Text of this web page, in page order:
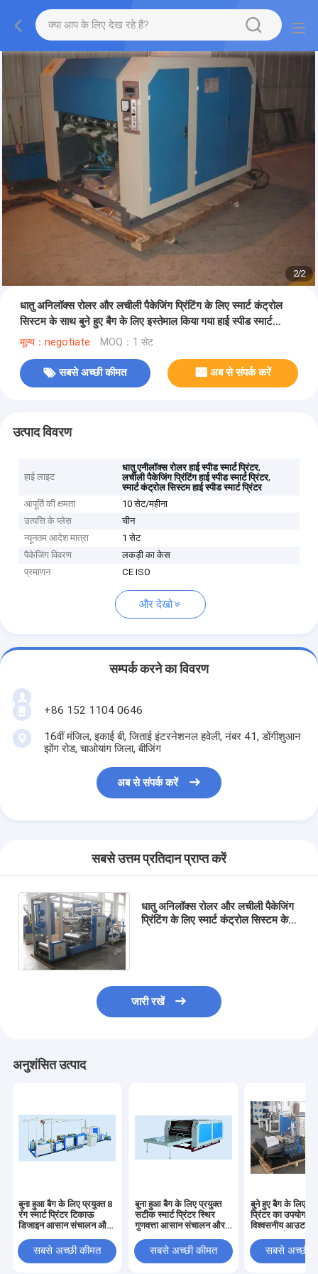
2/2
धातु अनिलॉक्स रोलर और लचीली पैकेजिंग प्रिंटिंग के लिए स्मार्ट कंट्रोल
सिस्टम के साथ बुने हुए बैग के लिए इस्तेमाल किया गया हाई स्पीड स्मार्ट
प्रिंटर
मूल्य：negotiate MOQ：1 सेट
सबसे अच्छी कीमत अब से संपर्क करें
उत्पाद विवरण
हाई लाइट
धातु एनीलॉक्स रोलर हाई स्पीड स्मार्ट प्रिंटर,
लचीली पैकेजिंग प्रिंटिंग हाई स्पीड स्मार्ट प्रिंटर,
स्मार्ट कंट्रोल सिस्टम हाई स्पीड स्मार्ट प्रिंटर
आपूर्ति की क्षमता
10 सेट/महीना
उत्पत्ति के प्लेस
चीन
न्यूनतम आदेश मात्रा
1 सेट
पैकेजिंग विवरण
लकड़ी का केस
प्रमाणन
CE ISO
और देखो
सम्पर्क करने का विवरण
+86 152 1104 0646
16वीं मंजिल, इकाई बी, जिताई इंटरनेशनल हवेली, नंबर 41, डोंगीशुआन
झोंग रोड, चाओयांग जिला, बीजिंग
अब से संपर्क करें
सबसे उत्तम प्रतिदान प्राप्त करें
धातु अनिलॉक्स रोलर और लचीली पैकेजिंग
प्रिंटिंग के लिए स्मार्ट कंट्रोल सिस्टम के
जारी रखें
अनुशंसित उत्पाद
बुना हुआ बैग के लिए प्रयुक्त 8
रंग स्मार्ट प्रिंटर टिकाऊ
डिजाइन आसान संचालन और
सबसे अच्छी कीमत
बुना हुआ बैग के लिए प्रयुक्त
सटीक स्मार्ट प्रिंटर स्थिर
गुणवत्ता आसान संचालन और
सबसे अच्छी कीमत
बुने हुए बैग के लिए 2
प्रिंटर का उपयोग
विश्वसनीय
सबसे अच्छी